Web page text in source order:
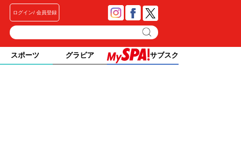
ログイン 会員登録
スポーツ グラビア サブスク